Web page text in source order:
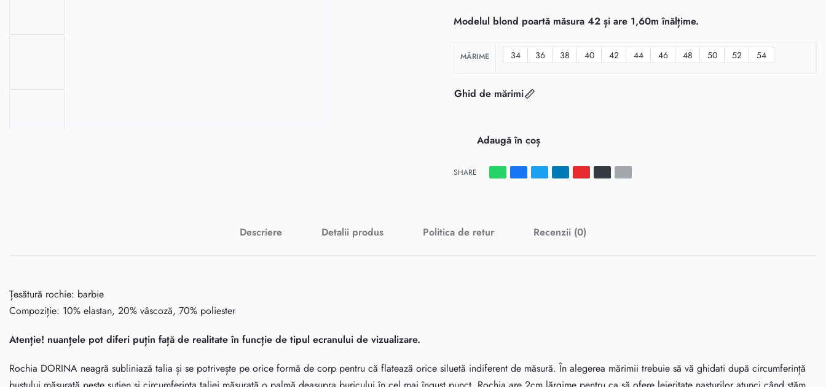
Modelul blond poartă măsura 42 și are 1,60m înălțime.
MĂRIME 34 36 38 40 42 44 46 48 50 52 54
Ghid de mărimi
Adaugă în coș
SHARE
Descriere Detalii produs Politica de retur Recenzii (0)
Țesătură rochie: barbie
Compoziție: 10% elastan, 20% vâscoză, 70% poliester
Atenție! nuanțele pot diferi puțin față de realitate în funcție de tipul ecranului de vizualizare.
Rochia DORINA neagră subliniază talia și se potrivește pe orice formă de corp pentru că flatează orice siluetă indiferent de măsură. În alegerea mărimii trebuie să vă ghidati după circumferință